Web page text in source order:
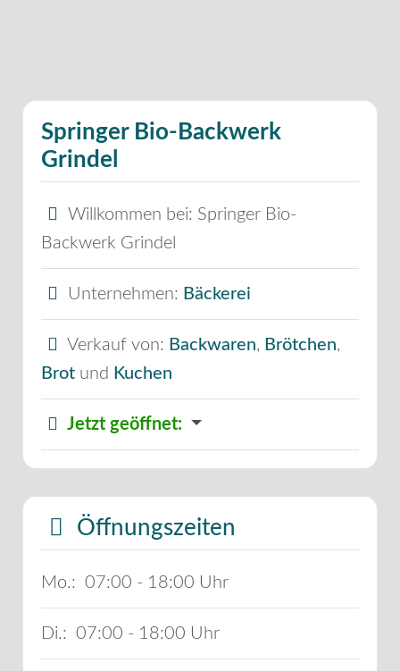
Springer Bio-Backwerk
Grindel
Willkommen bei: Springer Bio-
Backwerk Grindel
Unternehmen: Bäckerei
Verkauf von: Backwaren, Brötchen,
Brot und Kuchen
Jetzt geöffnet:
Öffnungszeiten
Mo.: 07:00 - 18:00
Di.: 07:00 - 18:00